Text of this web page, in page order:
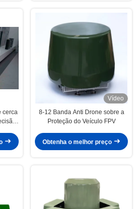
cerca
e
Vídeo
8-12 Banda Anti Drone sobre a
Proteção do Veículo FPV
Obtenha o melhor preço